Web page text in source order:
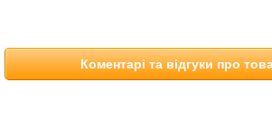
Коментарі та відгуки про